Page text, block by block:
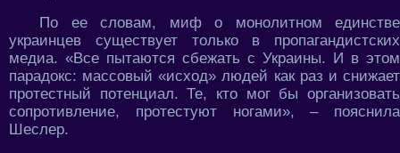
По ее словам, миф о монолитном единстве
украинцев существует только в пропагандистских
медиа. «Все пытаются сбежать с Украины. И в этом
парадокс: массовый «исход» людей как раз и снижает
протестный потенциал. Те, кто мог бы организовать
сопротивление, протестуют ногами», – пояснила
Шеслер.